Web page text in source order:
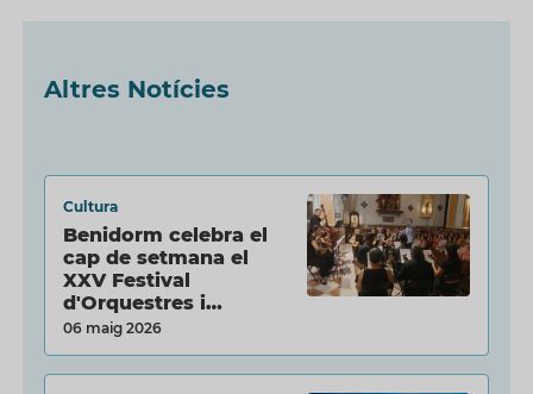
Altres Notícies
Cultura
Benidorm celebra el
cap de setmana el
XXV Festival
d'Orquestres i…
06 maig 2026